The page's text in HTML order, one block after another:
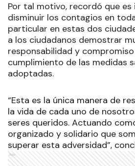
Por tal motivo, recordó que es
disminuir los contagios en
particular en estas dos
a los ciudadanos demostrar
responsabilidad y compromiso
cumplimiento de las medidas
adoptadas.
“Esta es la única manera de
la vida de cada uno de
seres queridos. Actuando
organizado y solidario que
superar esta adversidad”,
Ads